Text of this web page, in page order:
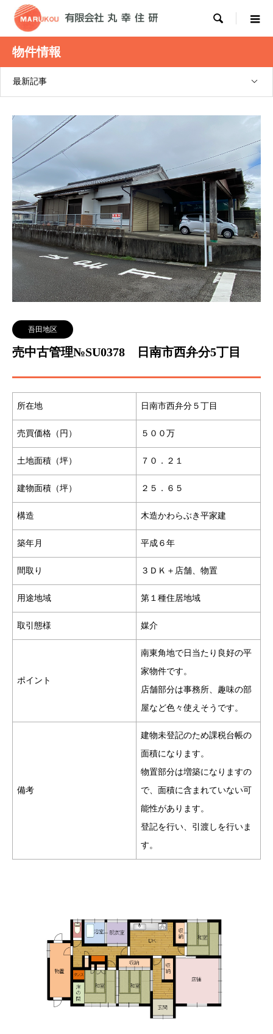

物件情報
最新記事
吾田地区
売中古管理№SU0378 日南市西弁分5丁目
所在地 日南市西弁分５丁目
売買価格（円） ５００万
土地面積（坪） ７０．２１
建物面積（坪） ２５．６５
構造 木造かわらぶき平家建
築年月 平成６年
間取り ３ＤＫ＋店舗、物置
用途地域 第１種住居地域
取引態様 媒介
ポイント
南東角地で日当たり良好の平
家物件です。
店舗部分は事務所、趣味の部
屋など色々使えそうです。
備考
建物未登記のため課税台帳の
面積になります。
物置部分は増築になりますの
で、面積に含まれていない可
能性があります。
登記を行い、引渡しを行いま
す。